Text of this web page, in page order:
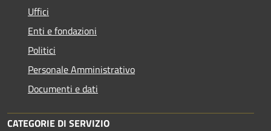
Uffici
Enti e fondazioni
Politici
Personale Amministrativo
Documenti e dati
CATEGORIE DI SERVIZIO